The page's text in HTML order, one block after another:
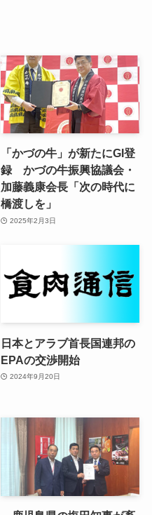
「かづの牛」が新たにGI登
録 かづの牛振興協議会・
加藤義康会長「次の時代に
橋渡しを」
2025年2月3日
日本とアラブ首長国連邦の
EPAの交渉開始
2024年9月20日